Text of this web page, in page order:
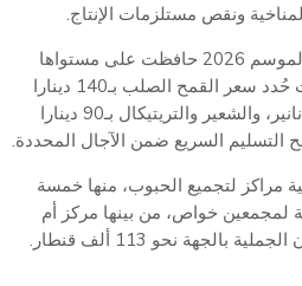
ونقص مستلزمات الإنتاج.
ويُذكر أن أسعار قبول الحبوب لموسم 2026 حافظت على مستواها
مقارنة بالموسم الماضي، حيث حُدد سعر القمح الصلب بـ140 دينارا
للقنطار، والقمح اللين بـ110 دنانير، والشعير والتريتيكال بـ90 دينارا
التسليم السريع ضمن الآجال المحددة.
مراكز لتجميع الحبوب، منها خمسة
لمجمعين خواص، من بينها مركز أم
نحو 113 ألف قنطار.